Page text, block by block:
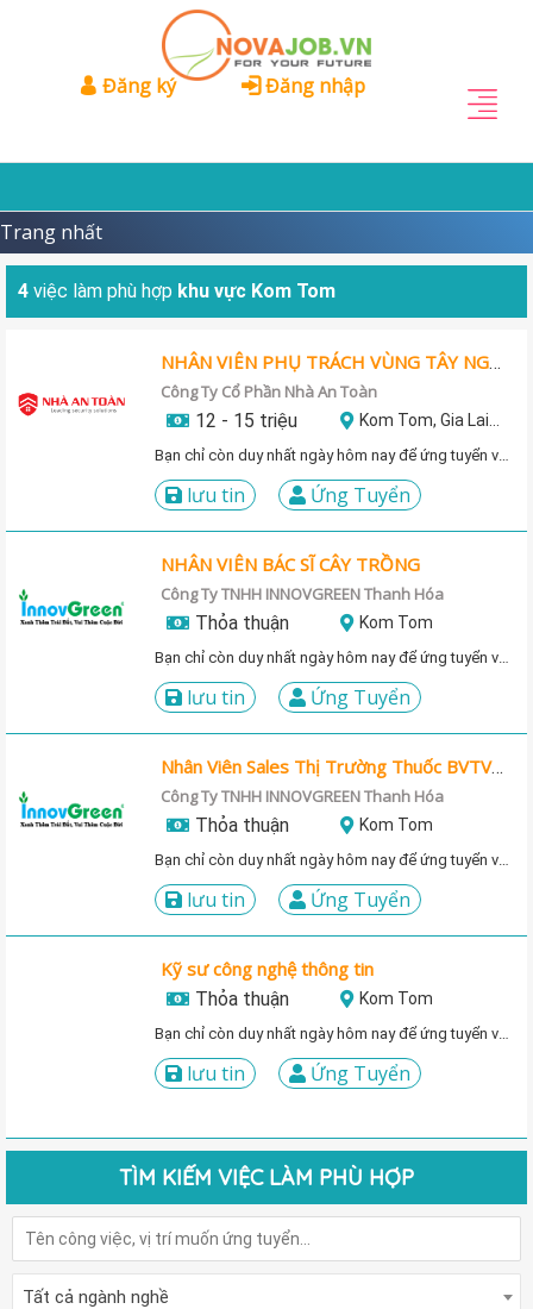
Đăng ký Đăng nhập
Trang nhất
4 việc làm phù hợp khu vực Kom Tom
NHÂN VIÊN PHỤ TRÁCH VÙNG TÂY NGUYÊN
Công Ty Cổ Phần Nhà An Toàn
12 - 15 triệu Kom Tom, Gia Lai, Đắk Lắk, Đắk Nông, Lâm Đồng
Bạn chỉ còn duy nhất ngày hôm nay để ứng tuyển vị trí này!
lưu tin Ứng Tuyển
NHÂN VIÊN BÁC SĨ CÂY TRỒNG
Công Ty TNHH INNOVGREEN Thanh Hóa
Thỏa thuận Kom Tom
Bạn chỉ còn duy nhất ngày hôm nay để ứng tuyển vị trí này!
lưu tin Ứng Tuyển
Nhân Viên Sales Thị Trường Thuốc BVTV Và Phân Bón
Công Ty TNHH INNOVGREEN Thanh Hóa
Thỏa thuận Kom Tom
Bạn chỉ còn duy nhất ngày hôm nay để ứng tuyển vị trí này!
lưu tin Ứng Tuyển
Kỹ sư công nghệ thông tin
Thỏa thuận Kom Tom
Bạn chỉ còn duy nhất ngày hôm nay để ứng tuyển vị trí này!
lưu tin Ứng Tuyển
TÌM KIẾM VIỆC LÀM PHÙ HỢP
Tất cả ngành nghề